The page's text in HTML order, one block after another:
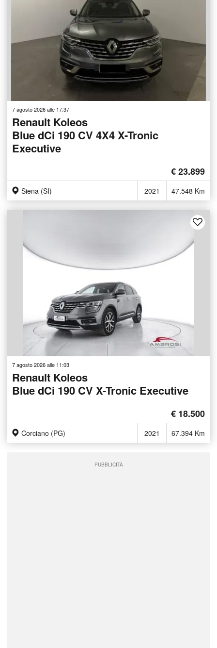
7 agosto 2026 alle 17:37
Renault Koleos
Blue dCi 190 CV 4X4 X-Tronic
Executive
€ 23.899
Siena (SI) 2021 47.548 Km
7 agosto 2026 alle 11:03
Renault Koleos
Blue dCi 190 CV X-Tronic Executive
€ 18.500
Corciano (PG) 2021 67.394 Km
PUBBLICITÀ